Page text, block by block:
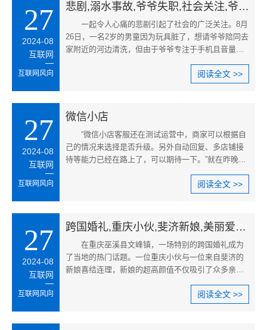
27
2024-08
互联网
互联网风向
悲剧,溺水事故,爷爷失职,社会关注,爷爷玩手机疏忽,孩子溺水悲剧
一起令人心痛的悲剧引起了社会的广泛关注。8月
26日，一名2岁的男童因为玩具脏了，想请爷爷陪同去
家附近的河边清洗，但由于爷爷专注于手机且音量很
阅读全文 >>
27
2024-08
互联网
互联网风向
微信小店
“微信小店客服还在测试运营中，商家可以根据自
己的情况来选择是否升级。另外自动回复、多店铺接
待等能力已经在路上了，可以期待一下。”就在昨晚，
阅读全文 >>
27
2024-08
互联网
互联网风向
跨国婚礼,重庆小伙,斐济新娘,美丽爱情故事,重庆巫溪婚礼,斐济新娘颜值
在重庆巫溪县文峰镇，一场特别的跨国婚礼成为
了当地的热门话题。一位重庆小伙与一位来自斐济的
新娘喜结连理，新娘的超高颜值不仅吸引了众多亲友
阅读全文 >>